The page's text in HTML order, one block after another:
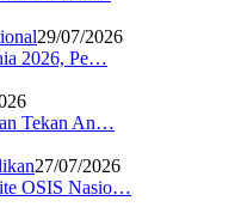
29/07/2026
2026, Pe…
Tekan An…
27/07/2026
OSIS Nasio…